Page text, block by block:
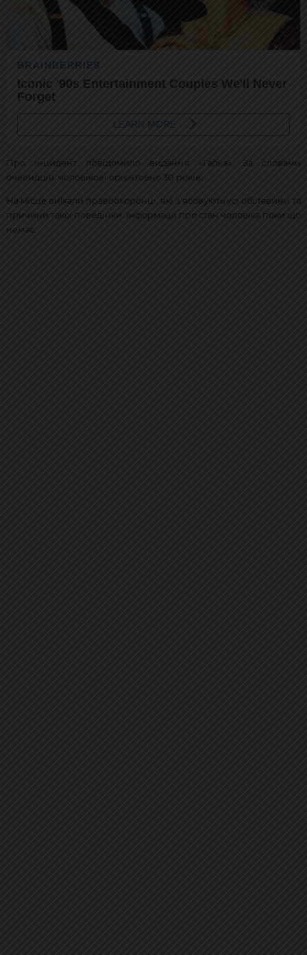
Про інцидент повідомило видання «Галка». За словами
очевидців, чоловікові орієнтовно 30 років.
На місце виїхали правоохоронці, які з’ясовують усі обставини та
причини такої поведінки. Інформації про стан чоловіка поки що
немає.